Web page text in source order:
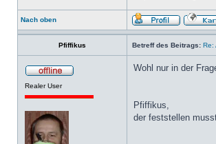
Nach oben
Pfiffikus Betreff des Beitrags: Re:
Realer User
Wohl nur in der
Pfiffikus,
der feststellen